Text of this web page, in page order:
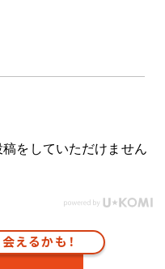
をしていただけません
えるかも！